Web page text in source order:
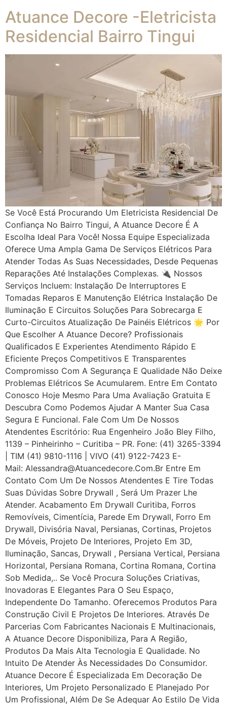
Atuance Decore -Eletricista
Residencial Bairro Tingui
Se Você Está Procurando Um Eletricista Residencial De
Confiança No Bairro Tingui, A Atuance Decore É A
Escolha Ideal Para Você! Nossa Equipe Especializada
Oferece Uma Ampla Gama De Serviços Elétricos Para
Atender Todas As Suas Necessidades, Desde Pequenas
Reparações Até Instalações Complexas. 🔌 Nossos
Serviços Incluem: Instalação De Interruptores E
Tomadas Reparos E Manutenção Elétrica Instalação De
Iluminação E Circuitos Soluções Para Sobrecarga E
Curto-Circuitos Atualização De Painéis Elétricos 🌟 Por
Que Escolher A Atuance Decore? Profissionais
Qualificados E Experientes Atendimento Rápido E
Eficiente Preços Competitivos E Transparentes
Compromisso Com A Segurança E Qualidade Não Deixe
Problemas Elétricos Se Acumularem. Entre Em Contato
Conosco Hoje Mesmo Para Uma Avaliação Gratuita E
Descubra Como Podemos Ajudar A Manter Sua Casa
Segura E Funcional. Fale Com Um De Nossos
Atendentes Escritório: Rua Engenheiro João Bley Filho,
1139 – Pinheirinho – Curitiba – PR. Fone: (41) 3265-3394
| TIM (41) 9810-1116 | VIVO (41) 9122-7423 E-
Mail: Alessandra@atuancedecore.com.br Entre Em
Contato Com Um De Nossos Atendentes E Tire Todas
Suas Dúvidas Sobre Drywall ‎, Será Um Prazer Lhe
Atender. Acabamento Em Drywall Curitiba, Forros
Removíveis, Cimentícia, Parede Em Drywall, Forro Em
Drywall, Divisória Naval, Persianas, Cortinas, Projetos
De Móveis, Projeto De Interiores, Projeto Em 3D,
Iluminação, Sancas, Drywall , Persiana Vertical, Persiana
Horizontal, Persiana Romana, Cortina Romana, Cortina
Sob Medida,.. Se Você Procura Soluções Criativas,
Inovadoras E Elegantes Para O Seu Espaço,
Independente Do Tamanho. Oferecemos Produtos Para
Construção Civil E Projetos De Interiores. Através De
Parcerias Com Fabricantes Nacionais E Multinacionais,
A Atuance Decore Disponibiliza, Para A Região,
Produtos Da Mais Alta Tecnologia E Qualidade. No
Intuito De Atender Às Necessidades Do Consumidor.
Atuance Decore É Especializada Em Decoração De
Interiores, Um Projeto Personalizado E Planejado Por
Um Profissional, Além De Se Adequar Ao Estilo De Vida